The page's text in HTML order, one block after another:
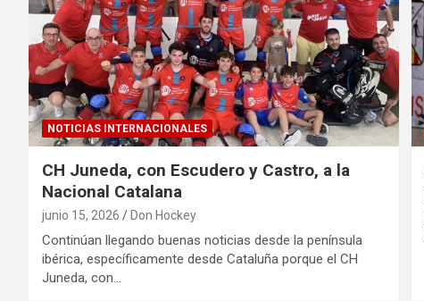
NOTICIAS INTERNACIONALES
CH Juneda, con Escudero y Castro, a la
Nacional Catalana
junio 15, 2026 Don Hockey
Continúan llegando buenas noticias desde la península
ibérica, específicamente desde Cataluña porque el CH
Juneda, con…